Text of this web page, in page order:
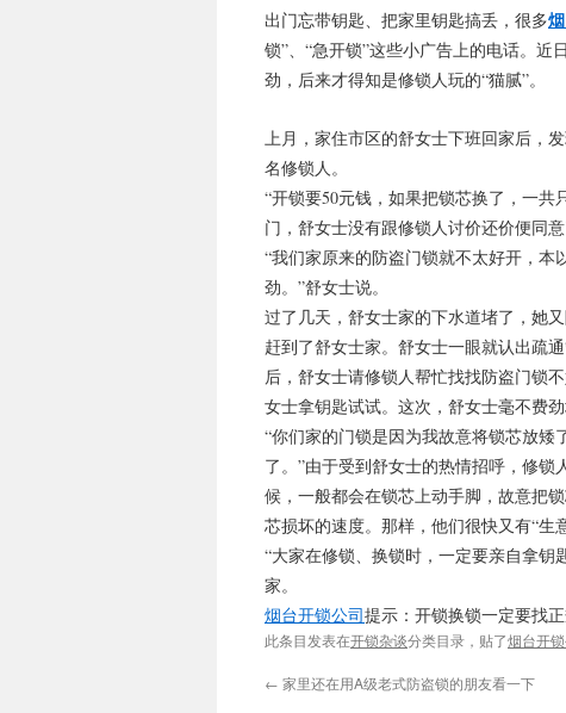
出门忘带钥匙、把家里钥匙搞丢，很多
锁”、“急开锁”这些小广告上的电话。
劲，后来才得知是修锁人玩的“猫腻”。
上月，家住市区的舒女士下班回家后，
名修锁人。
“开锁要50元钱，如果把锁芯换了，一共
门，舒女士没有跟修锁人讨价还价便同
“我们家原来的防盗门锁就不太好开，
劲。”舒女士说。
过了几天，舒女士家的下水道堵了，她
赶到了舒女士家。舒女士一眼就认出疏
后，舒女士请修锁人帮忙找找防盗门锁
女士拿钥匙试试。这次，舒女士毫不费劲
“你们家的门锁是因为我故意将锁芯放
了。”由于受到舒女士的热情招呼，修
候，一般都会在锁芯上动手脚，故意把
芯损坏的速度。那样，他们很快又有“生
“大家在修锁、换锁时，一定要亲自拿
家。
烟台开锁公司提示：开锁换锁一定要找
此条目发表在开锁杂谈分类目录，贴了烟台开
← 家里还在用A级老式防盗锁的朋友看一下